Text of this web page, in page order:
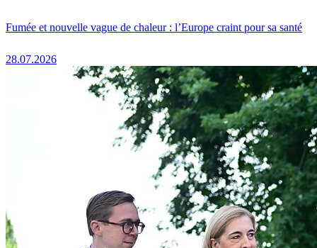
Fumée et nouvelle vague de chaleur : l’Europe craint pour sa santé
28.07.2026